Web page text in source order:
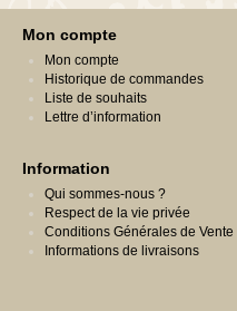
Mon compte
Mon compte
Historique de commandes
Liste de souhaits
Lettre d’information
Information
Qui sommes-nous ?
Respect de la vie privée
Conditions Générales de Vente
Informations de livraisons